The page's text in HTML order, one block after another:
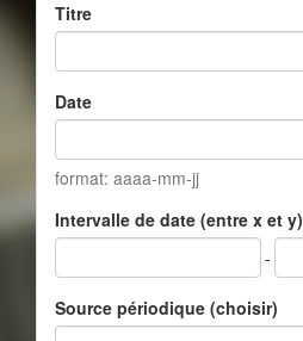
Titre
Date
format: aaaa-mm-jj
Intervalle de date (entre x et y)
-
Source périodique (choisir)